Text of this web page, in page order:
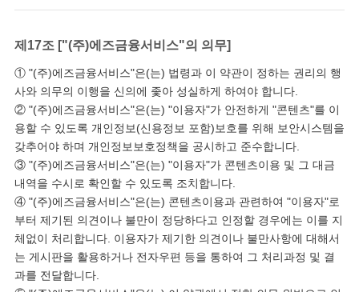
제17조 ["(주)에즈금융서비스"의 의무]
① "(주)에즈금융서비스"은(는) 법령과 이 약관이 정하는 권리의 행
사와 의무의 이행을 신의에 좇아 성실하게 하여야 합니다.
② "(주)에즈금융서비스"은(는) "이용자"가 안전하게 "콘텐츠"를 이
용할 수 있도록 개인정보(신용정보 포함)보호를 위해 보안시스템을
갖추어야 하며 개인정보보호정책을 공시하고 준수합니다.
③ "(주)에즈금융서비스"은(는) "이용자"가 콘텐츠이용 및 그 대금
내역을 수시로 확인할 수 있도록 조치합니다.
④ "(주)에즈금융서비스"은(는) 콘텐츠이용과 관련하여 "이용자"로
부터 제기된 의견이나 불만이 정당하다고 인정할 경우에는 이를 지
체없이 처리합니다. 이용자가 제기한 의견이나 불만사항에 대해서
는 게시판을 활용하거나 전자우편 등을 통하여 그 처리과정 및 결
과를 전달합니다.